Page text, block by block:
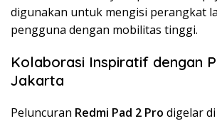
digunakan untuk mengisi perangkat
pengguna dengan mobilitas tinggi.
Kolaborasi Inspiratif dengan
Jakarta
Peluncuran Redmi Pad 2 Pro digelar di